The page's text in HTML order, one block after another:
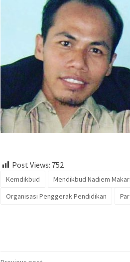
Post Views: 752
Kemdikbud Mendikbud Nadiem
Organisasi Penggerak Pendidikan